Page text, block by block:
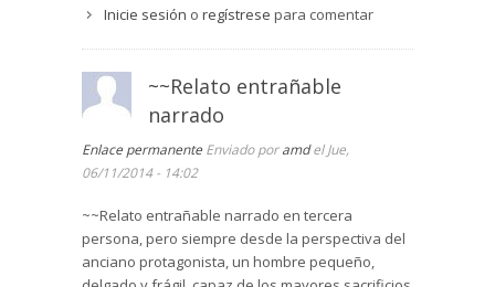
persigue una ilusión que materializa de una
hay que persiguen ilusiones totalmente
superfluas buscando dar un sentido a su vida?
No los llamamos locos, no nos llamamos locos
porque nuestras ilusiones parecen encauzarse
dentro de lo "normal" que muchas veces es,
Inicie sesión o regístrese para comentar
~~Relato entrañable
narrado
Enlace permanente Enviado poramdel Jue,
06/11/2014 - 14:02
~~Relato entrañable narrado en tercera
persona, pero siempre desde la perspectiva del
anciano protagonista, un hombre pequeño,